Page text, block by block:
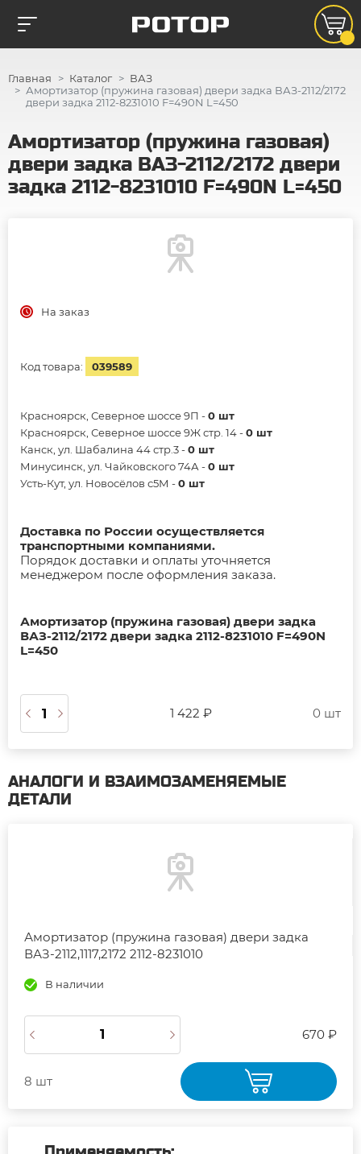
Главная Каталог
ВАЗ
Амортизатор (пружина газовая) двери задка ВАЗ-2112/2172
двери задка 2112-8231010 F=490N L=450
Амортизатор (пружина газовая)
двери задка ВАЗ-2112/2172 двери
задка 2112-8231010 F=490N L=450
На заказ
Код товара: 039589
Красноярск, Северное шоссе 9П -0 шт
Красноярск, Северное шоссе 9Ж стр. 14 -0 шт
Канск, ул. Шабалина 44 стр.3 -0 шт
Минусинск, ул. Чайковского 74А -0 шт
Усть-Кут, ул. Новосёлов с5М -0 шт
Доставка по России осуществляется
транспортными компаниями.
Порядок доставки и оплаты уточняется
менеджером после оформления заказа.
Амортизатор (пружина газовая) двери задка
ВАЗ-2112/2172 двери задка 2112-8231010 F=490N
L=450
1 422 ₽ 0 шт
АНАЛОГИ И ВЗАИМОЗАМЕНЯЕМЫЕ
ДЕТАЛИ
Амортизатор (пружина газовая) двери задка
ВАЗ-2112,1117,2172 2112-8231010
В наличии
670 ₽
8 шт